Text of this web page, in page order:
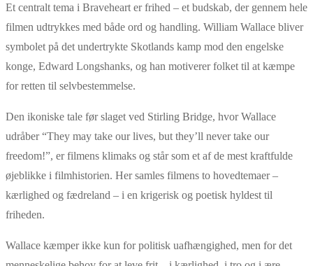
Et centralt tema i Braveheart er frihed – et budskab, der gennem hele
filmen udtrykkes med både ord og handling. William Wallace bliver
symbolet på det undertrykte Skotlands kamp mod den engelske
konge, Edward Longshanks, og han motiverer folket til at kæmpe
for retten til selvbestemmelse.
Den ikoniske tale før slaget ved Stirling Bridge, hvor Wallace
udråber “They may take our lives, but they’ll never take our
freedom!”, er filmens klimaks og står som et af de mest kraftfulde
øjeblikke i filmhistorien. Her samles filmens to hovedtemaer–
kærlighed og fædreland – i en krigerisk og poetisk hyldest til
friheden.
Wallace kæmper ikke kun for politisk uafhængighed, men for det